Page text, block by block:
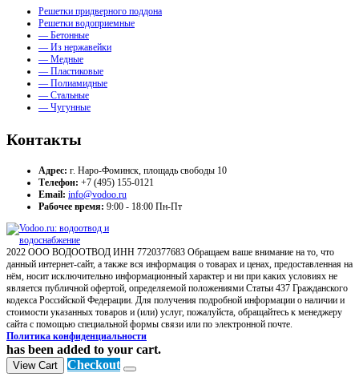
Решетки придверного поддона
Решетки водоприемные
— Бетонные
— Из нержавейки
— Медные
— Пластиковые
— Полиамидные
— Стальные
— Чугунные
Контакты
Адрес: г. Наро-Фоминск, площадь свободы 10
Телефон: +7 (495) 155-0121
Email: info@vodoo.ru
Рабочее время: 9:00 - 18:00 Пн-Пт
2022 ООО ВОДООТВОД ИНН 7720377683 Обращаем ваше внимание на то, что
данный интернет-сайт, а также вся информация о товарах и ценах, предоставленная на
нём, носит исключительно информационный характер и ни при каких условиях не
является публичной офертой, определяемой положениями Статьи 437 Гражданского
кодекса Российской Федерации. Для получения подробной информации о наличии и
стоимости указанных товаров и (или) услуг, пожалуйста, обращайтесь к менеджеру
сайта с помощью специальной формы связи или по электронной почте.
Политика конфиденциальности
has been added to your cart.
View Cart Checkout